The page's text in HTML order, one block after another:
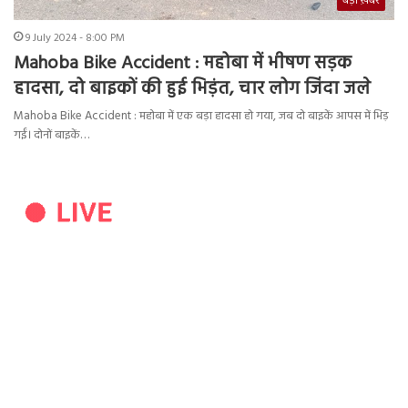
9 July 2024 - 8:00 PM
Mahoba Bike Accident : महोबा में भीषण सड़क
हादसा, दो बाइकों की हुई भिड़ंत, चार लोग जिंदा जले
Mahoba Bike Accident : महोबा में एक बड़ा हादसा हो गया, जब दो बाइकें आपस में भिड़
गईं। दोनों बाइकें…